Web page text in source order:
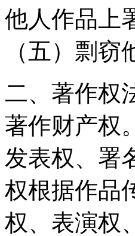
他人作品上
（五）剽窃
二、著作权
著作财产权
发表权、署
权根据作品
权、表演权